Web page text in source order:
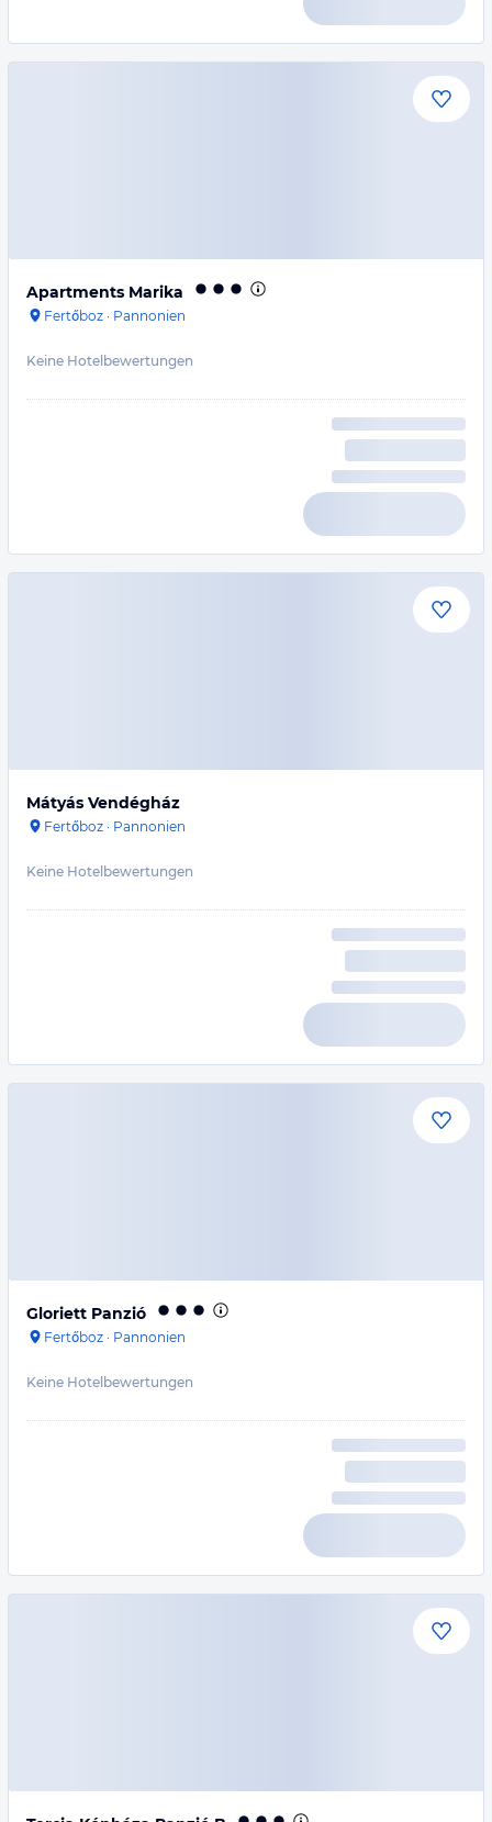
Apartments Marika
Fertőboz · Pannonien
Keine Hotelbewertungen
Mátyás Vendégház
Fertőboz · Pannonien
Keine Hotelbewertungen
Gloriett Panzió
Fertőboz · Pannonien
Keine Hotelbewertungen